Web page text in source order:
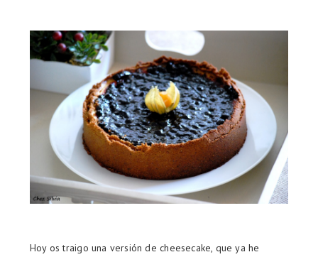
Hoy os traigo una versión de cheesecake, que ya he